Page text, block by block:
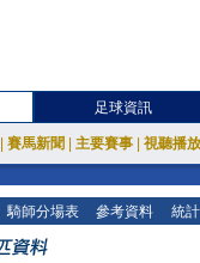
足球資訊
賽馬新聞 主要賽事 視聽播
騎師分場表 參考資料 統